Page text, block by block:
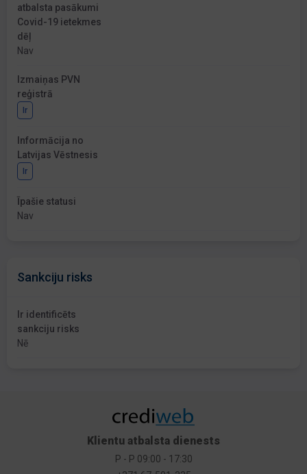
atbalsta pasākumi
Covid-19 ietekmes
dēļ
Nav
Izmaiņas PVN
reģistrā
Ir
Informācija no
Latvijas Vēstnesis
Ir
Īpašie statusi
Nav
Sankciju risks
Ir identificēts
sankciju risks
Nē
Klientu atbalsta dienests
P - P 09:00 - 17:30